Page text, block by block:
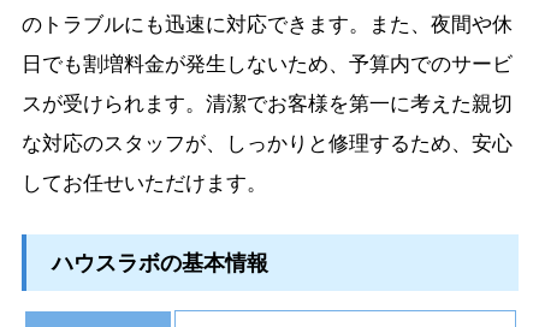
のトラブルにも迅速に対応できます。また、夜間や休
日でも割増料金が発生しないため、予算内でのサービ
スが受けられます。清潔でお客様を第一に考えた親切
な対応のスタッフが、しっかりと修理するため、安心
してお任せいただけます。
ハウスラボの基本情報